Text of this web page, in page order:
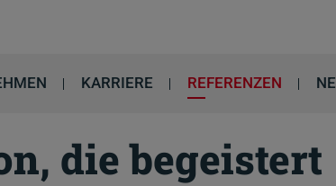
KARRIERE REFERENZEN
die begeistert